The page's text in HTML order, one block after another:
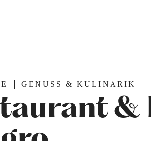
GENUSS & KULINARIK
&